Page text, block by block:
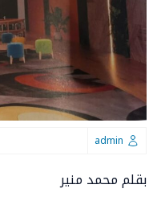
admin
بقلم محمد منير